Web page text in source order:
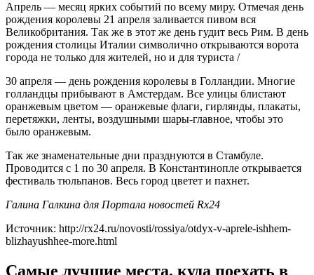
Апрель — месяц ярких событий по всему миру. Отмечая день
рождения королевы 21 апреля заливается пивом вся
Великобритания. Так же в этот же день гудит весь Рим. В день
рождения столицы Италии символично открываются ворота
города не только для жителей, но и для туриста /
30 апреля — день рождения королевы в Голландии. Многие
голландцы прибывают в Амстердам. Все улицы блистают
оранжевым цветом — оранжевые флаги, гирлянды, плакаты,
перетяжки, ленты, воздушными шары-главное, чтобы это
было оранжевым.
Так же знаменательные дни празднуются в Стамбуле.
Проводится с 1 по 30 апреля. В Константинопле открывается
фестиваль тюльпанов. Весь город цветет и пахнет.
Галина Галкина для Портала новостей Rx24
Источник: http://rx24.ru/novosti/rossiya/otdyx-v-aprele-ishhem-
blizhayushhee-more.html
Самые лучшие места, куда поехать в